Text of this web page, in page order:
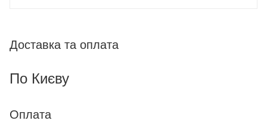
Доставка та оплата
По Києву
Оплата